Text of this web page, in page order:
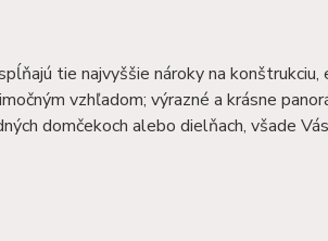
tie najvyššie nároky na
vzhľadom; výrazné a krásne
domčekoch alebo dielňach, všade